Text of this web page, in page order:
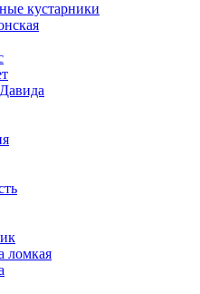
кустарники
ломкая